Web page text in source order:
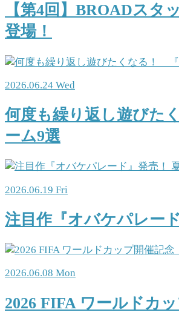
【第4回】BROADスタ
登場！
2026.06.24 Wed
何度も繰り返し遊びた
ーム9選
2026.06.19 Fri
注目作『オバケパレー
2026.06.08 Mon
2026 FIFA ワールドカ